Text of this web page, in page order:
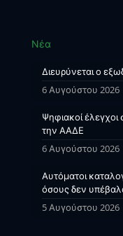
Νέα
Διευρύνεται ο
6 Αυγούστου 2026
Ψηφιακοί
την ΑΑΔΕ
6 Αυγούστου 2026
Αυτόματοι
όσους δεν
5 Αυγούστου 2026